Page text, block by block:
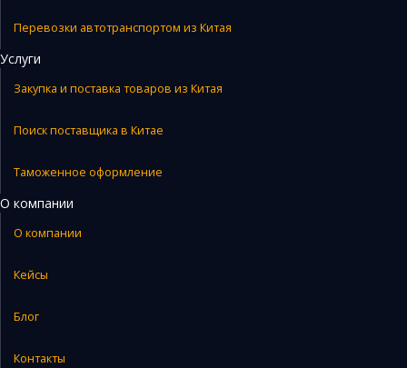
Перевозки автотранспортом из Китая
Услуги
Закупка и поставка товаров из Китая
Поиск поставщика в Китае
Таможенное оформление
О компании
О компании
Кейсы
Блог
Контакты